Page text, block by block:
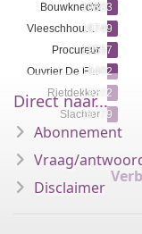
Bouwknecht
19803
Vleeschhouwer
19749
Procureur
19557
Ouvrier De Fabrique
19402
Rietdekker
19282
Slachter
19179
Direct naar...
Abonnement
Vraag/
Disclaimer